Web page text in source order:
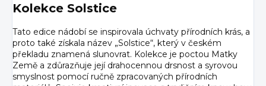
Kolekce Solstice
Tato edice nádobí se inspirovala úchvaty přírodních krás, a
proto také získala název „Solstice“, který v českém
překladu znamená slunovrat. Kolekce je poctou Matky
Země a zdůrazňuje její drahocennou drsnost a syrovou
smyslnost pomocí ručně zpracovaných přírodních